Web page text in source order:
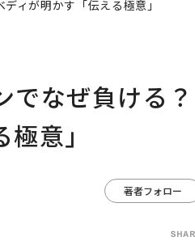
ィが明かす「伝える極意」
でなぜ負ける
意」
著者フォロー